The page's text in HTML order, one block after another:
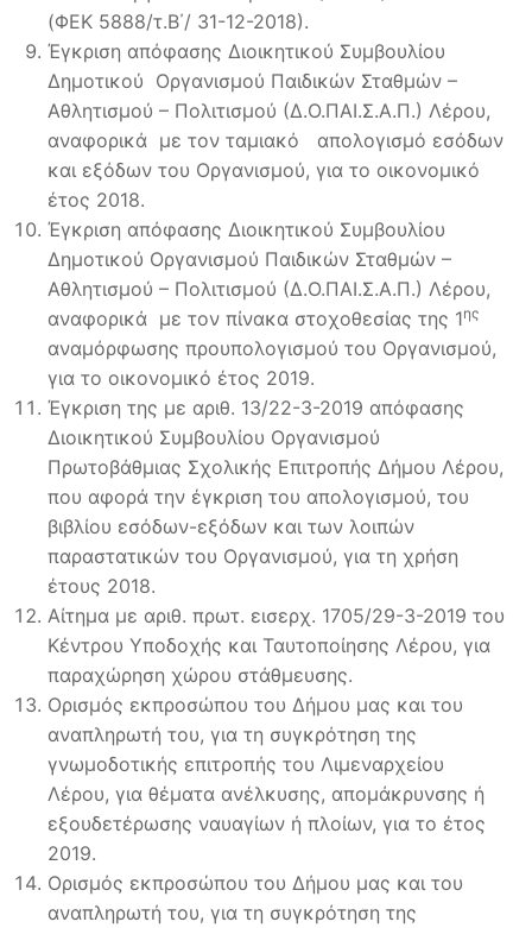
(ΦΕΚ 5888/τ.Β΄/ 31-12-2018).
Έγκριση απόφασης Διοικητικού Συμβουλίου
Δημοτικού Οργανισμού Παιδικών Σταθμών –
Αθλητισμού – Πολιτισμού (Δ.Ο.ΠΑΙ.Σ.Α.Π.) Λέρου,
αναφορικά με τον ταμιακό απολογισμό εσόδων
και εξόδων του Οργανισμού, για το οικονομικό
έτος 2018.
Έγκριση απόφασης Διοικητικού Συμβουλίου
Δημοτικού Οργανισμού Παιδικών Σταθμών –
Αθλητισμού – Πολιτισμού (Δ.Ο.ΠΑΙ.Σ.Α.Π.) Λέρου,
αναφορικά με τον πίνακα στοχοθεσίας της 1ης
αναμόρφωσης προυπολογισμού του Οργανισμού,
για το οικονομικό έτος 2019.
Έγκριση της με αριθ. 13/22-3-2019 απόφασης
Διοικητικού Συμβουλίου Οργανισμού
Πρωτοβάθμιας Σχολικής Επιτροπής Δήμου Λέρου,
που αφορά την έγκριση του απολογισμού, του
βιβλίου εσόδων-εξόδων και των λοιπών
παραστατικών του Οργανισμού, για τη χρήση
έτους 2018.
Αίτημα με αριθ. πρωτ. εισερχ. 1705/29-3-2019 του
Κέντρου Υποδοχής και Ταυτοποίησης Λέρου, για
παραχώρηση χώρου στάθμευσης.
Ορισμός εκπροσώπου του Δήμου μας και του
αναπληρωτή του, για τη συγκρότηση της
γνωμοδοτικής επιτροπής του Λιμεναρχείου
Λέρου, για θέματα ανέλκυσης, απομάκρυνσης ή
εξουδετέρωσης ναυαγίων ή πλοίων, για το έτος
2019.
Ορισμός εκπροσώπου του Δήμου μας και του
αναπληρωτή του, για τη συγκρότηση της